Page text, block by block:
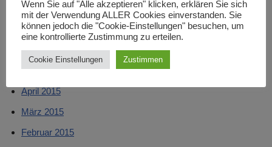
August 2015
Juli 2015
Juni 2015
Mai 2015
April 2015
März 2015
Februar 2015
Wenn Sie auf "Alle akzeptieren" klicken, erklären Sie sich
mit der Verwendung ALLER Cookies einverstanden. Sie
können jedoch die "Cookie-Einstellungen" besuchen, um
eine kontrollierte Zustimmung zu erteilen.
Cookie Einstellungen Zustimmen